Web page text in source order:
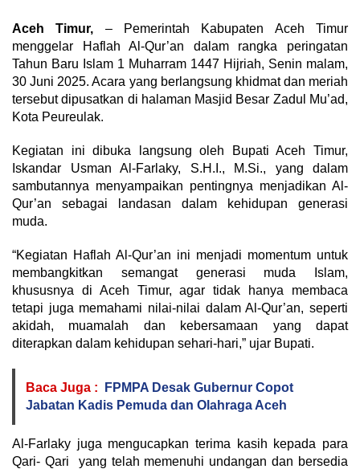
Aceh Timur, – Pemerintah Kabupaten Aceh Timur
menggelar Haflah Al-Qur’an dalam rangka peringatan
Tahun Baru Islam 1 Muharram 1447 Hijriah, Senin malam,
30 Juni 2025. Acara yang berlangsung khidmat dan meriah
tersebut dipusatkan di halaman Masjid Besar Zadul Mu’ad,
Kota Peureulak.
Kegiatan ini dibuka langsung oleh Bupati Aceh Timur,
Iskandar Usman Al-Farlaky, S.H.I., M.Si., yang dalam
sambutannya menyampaikan pentingnya menjadikan Al-
Qur’an sebagai landasan dalam kehidupan generasi
muda.
“Kegiatan Haflah Al-Qur’an ini menjadi momentum untuk
membangkitkan semangat generasi muda Islam,
khususnya di Aceh Timur, agar tidak hanya membaca
tetapi juga memahami nilai-nilai dalam Al-Qur’an, seperti
akidah, muamalah dan kebersamaan yang dapat
diterapkan dalam kehidupan sehari-hari,” ujar Bupati.
Baca Juga :
FPMPA Desak Gubernur Copot
Jabatan Kadis Pemuda dan Olahraga Aceh
Al-Farlaky juga mengucapkan terima kasih kepada para
Qari- Qari yang telah memenuhi undangan dan bersedia